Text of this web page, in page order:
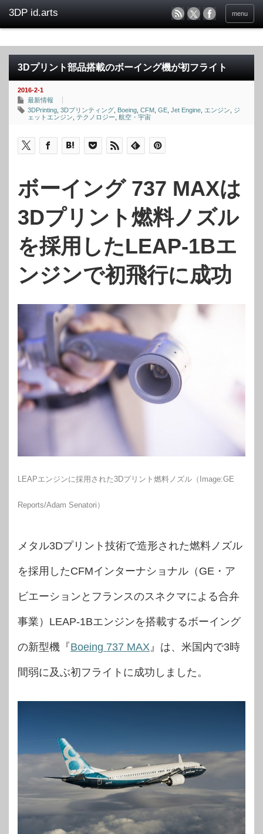
menu
3Dプリント部品搭載のボーイング機が初フライト
2016-2-1
最新情報
3DPrinting 3Dプリンティング Boeing CFM GE Jet Engine エンジン
ジ
ェットエンジン テクノロジー 航空・宇宙
ボーイング 737 MAXは
3Dプリント燃料ノズル
を採用したLEAP-1Bエ
ンジンで初飛行に成功
LEAPエンジンに採用された3Dプリント燃料ノズル（Image:GE
Reports/Adam Senatori）
メタル3Dプリント技術で造形された燃料ノズル
を採用したCFMインターナショナル（GE・ア
ビエーションとフランスのスネクマによる合弁
事業）LEAP-1Bエンジンを搭載するボーイング
の新型機『Boeing 737 MAX 』は、米国内で3時
間弱に及ぶ初フライトに成功しました。